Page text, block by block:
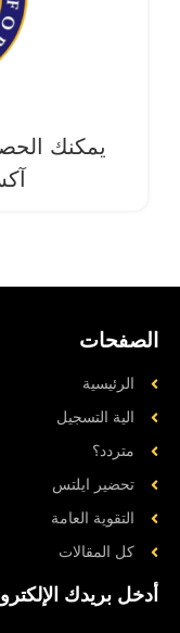
يمكنك
الرئيسية
الية التسجيل
متردد؟
تحضیر ایلتس
التقوية العامة
کل المقالات
بريدك